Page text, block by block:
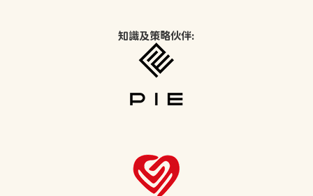
知識及策略伙伴: